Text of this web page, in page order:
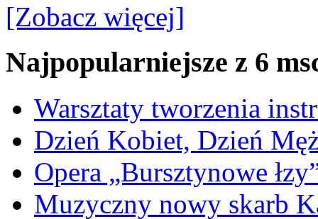
[Zobacz więcej]
Najpopularniejsze z 6
Warsztaty tworzenia
Dzień Kobiet, Dzień
Opera „Bursztynowe
Muzyczny nowy skarb